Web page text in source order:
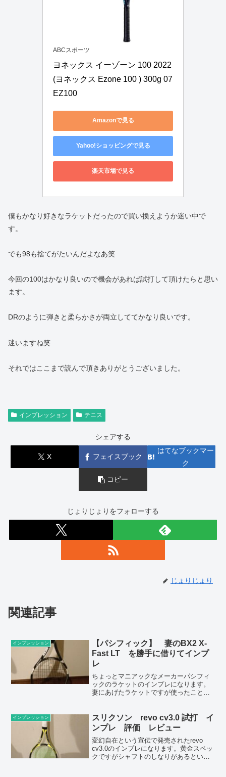
ABCスポーツ
ヨネックス イーゾーン 100 2022
(ヨネックス Ezone 100 ) 300g 07
EZ100
Amazonで見る
Yahoo!ショッピングで見る
楽天市場で見る
僕もかなり好きなラケットだったので買い換えようか迷い中で
す。
でも98も捨てがたいんだよなあ笑
今回の100はかなり良いので機会があれば試打して頂けたらと思い
ます。
DRのように弾きと柔らかさが両立しててかなり良いです。
迷いますね笑
それではここまで読んで頂きありがとうございました。
インプレッション テニス
シェアする
X フェイスブック
はてなブックマー
ク
コピー
じょりじょりをフォローする
じょりじょり
関連記事
インプレッション
【パシフィック】 妻のBX2 X-
Fast LT を勝手に借りてインプ
レ
ちょっとマニアックなメーカーパシフィ
ックのラケットのインプレになります。
妻にあげたラケットですが使ったこと無
インプレッション
スリクソン revo cv3.0 試打 イ
ンプレ 評価 レビュー
変幻自在という宣伝で発売されたrevo
cv3.0のインプレになります。黄金スペッ
クですがシャフトのしなりがあるという